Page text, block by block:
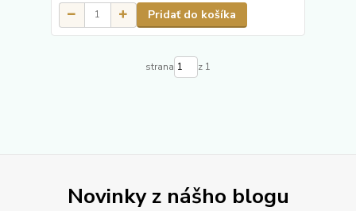
Pridať do košíka
strana z 1
Novinky z nášho blogu